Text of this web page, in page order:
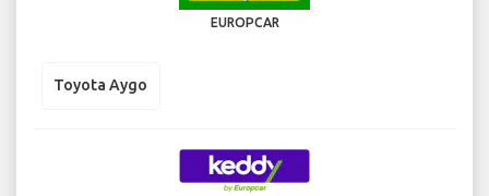
EUROPCAR
Toyota Aygo